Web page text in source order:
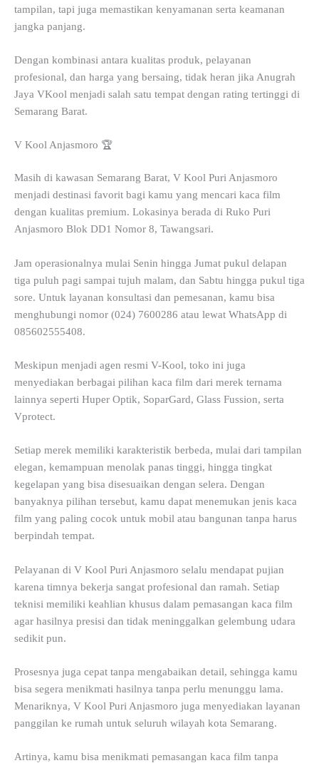
tampilan, tapi juga memastikan kenyamanan serta keamanan
jangka panjang.
Dengan kombinasi antara kualitas produk, pelayanan
profesional, dan harga yang bersaing, tidak heran jika Anugrah
Jaya VKool menjadi salah satu tempat dengan rating tertinggi di
Semarang Barat.
V Kool Anjasmoro 🏆
Masih di kawasan Semarang Barat, V Kool Puri Anjasmoro
menjadi destinasi favorit bagi kamu yang mencari kaca film
dengan kualitas premium. Lokasinya berada di Ruko Puri
Anjasmoro Blok DD1 Nomor 8, Tawangsari.
Jam operasionalnya mulai Senin hingga Jumat pukul delapan
tiga puluh pagi sampai tujuh malam, dan Sabtu hingga pukul tiga
sore. Untuk layanan konsultasi dan pemesanan, kamu bisa
menghubungi nomor (024) 7600286 atau lewat WhatsApp di
085602555408.
Meskipun menjadi agen resmi V-Kool, toko ini juga
menyediakan berbagai pilihan kaca film dari merek ternama
lainnya seperti Huper Optik, SoparGard, Glass Fussion, serta
Vprotect.
Setiap merek memiliki karakteristik berbeda, mulai dari tampilan
elegan, kemampuan menolak panas tinggi, hingga tingkat
kegelapan yang bisa disesuaikan dengan selera. Dengan
banyaknya pilihan tersebut, kamu dapat menemukan jenis kaca
film yang paling cocok untuk mobil atau bangunan tanpa harus
berpindah tempat.
Pelayanan di V Kool Puri Anjasmoro selalu mendapat pujian
karena timnya bekerja sangat profesional dan ramah. Setiap
teknisi memiliki keahlian khusus dalam pemasangan kaca film
agar hasilnya presisi dan tidak meninggalkan gelembung udara
sedikit pun.
Prosesnya juga cepat tanpa mengabaikan detail, sehingga kamu
bisa segera menikmati hasilnya tanpa perlu menunggu lama.
Menariknya, V Kool Puri Anjasmoro juga menyediakan layanan
panggilan ke rumah untuk seluruh wilayah kota Semarang.
Artinya, kamu bisa menikmati pemasangan kaca film tanpa